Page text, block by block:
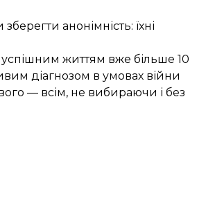
анонімність: їхні
життям вже більше 10
діагнозом в умовах війни
— всім, не вибираючи і без